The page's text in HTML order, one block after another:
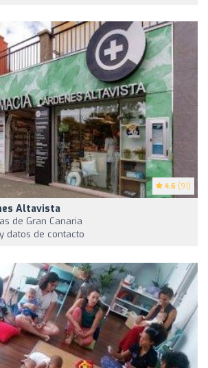
4.6 (91)
Altavista
de Gran Canaria
datos de contacto